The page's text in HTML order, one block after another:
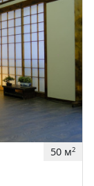
50 м2